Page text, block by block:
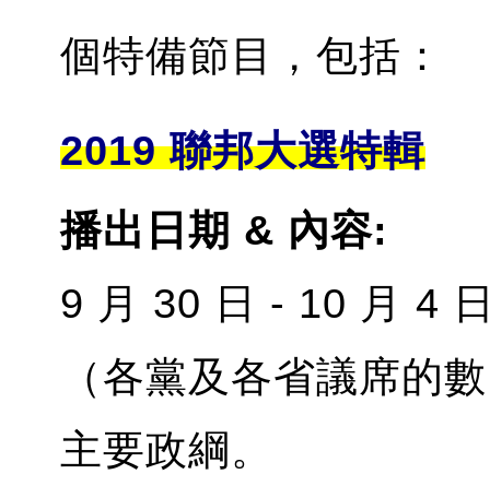
個特備節目，包括：
2019 聯邦大選特輯
播出日期 & 內容:
9 月 30 日 - 10 月 4
（各黨及各省議席的
主要政綱。